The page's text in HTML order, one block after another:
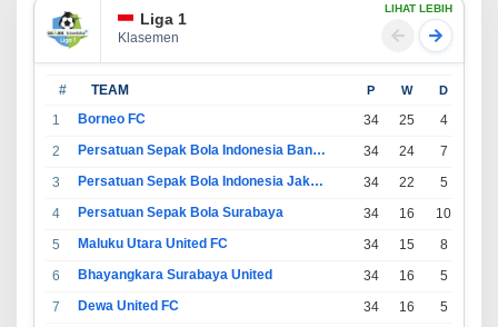
Liga 1
Klasemen
LIHAT LEBIH
# TEAM P W D
1 Borneo FC 34 25 4
2
Persatuan Sepak Bola Indonesia Bandung 34 24 7
3
Persatuan Sepak Bola Indonesia Jakarta 34 22 5
4
Persatuan Sepak Bola Surabaya 34 16 10
5
Maluku Utara United FC 34 15 8
6
Bhayangkara Surabaya United 34 16 5
7
Dewa United FC 34 16 5